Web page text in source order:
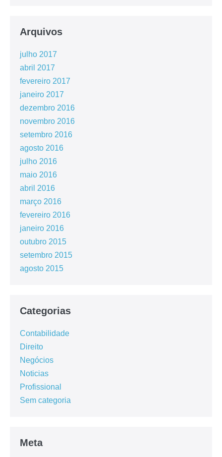
Arquivos
julho 2017
abril 2017
fevereiro 2017
janeiro 2017
dezembro 2016
novembro 2016
setembro 2016
agosto 2016
julho 2016
maio 2016
abril 2016
março 2016
fevereiro 2016
janeiro 2016
outubro 2015
setembro 2015
agosto 2015
Categorias
Contabilidade
Direito
Negócios
Noticias
Profissional
Sem categoria
Meta